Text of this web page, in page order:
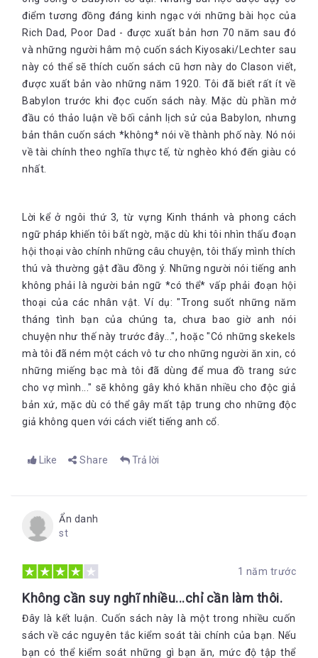
điểm tương đồng đáng kinh ngạc với những bài học của
Rich Dad, Poor Dad - được xuất bản hơn 70 năm sau đó
và những người hâm mộ cuốn sách Kiyosaki/Lechter sau
này có thể sẽ thích cuốn sách cũ hơn này do Clason viết,
được xuất bản vào những năm 1920. Tôi đã biết rất ít về
Babylon trước khi đọc cuốn sách này. Mặc dù phần mở
đầu có thảo luận về bối cảnh lịch sử của Babylon, nhưng
bản thân cuốn sách *không* nói về thành phố này. Nó nói
về tài chính theo nghĩa thực tế, từ nghèo khó đến giàu có
nhất.
Lời kể ở ngôi thứ 3, từ vựng Kinh thánh và phong cách
ngữ pháp khiến tôi bất ngờ, mặc dù khi tôi nhìn thấu đoạn
hội thoại vào chính những câu chuyện, tôi thấy mình thích
thú và thường gật đầu đồng ý. Những người nói tiếng anh
không phải là người bản ngữ *có thể* vấp phải đoạn hội
thoại của các nhân vật. Ví dụ: "Trong suốt những năm
tháng tình bạn của chúng ta, chưa bao giờ anh nói
chuyện như thế này trước đây...", hoặc "Có những skekels
mà tôi đã ném một cách vô tư cho những người ăn xin, có
những miếng bạc mà tôi đã dùng để mua đồ trang sức
cho vợ mình..." sẽ không gây khó khăn nhiều cho độc giả
bản xứ, mặc dù có thể gây mất tập trung cho những độc
giả không quen với cách viết tiếng anh cổ.
Like Share Trả lời
Ẩn danh
st
1 năm trước
Không cần suy nghĩ nhiều...chỉ cần làm thôi.
Đây là kết luận. Cuốn sách này là một trong nhiều cuốn
sách về các nguyên tắc kiểm soát tài chính của bạn. Nếu
bạn có thể kiểm soát những gì bạn ăn, mức độ tập thể